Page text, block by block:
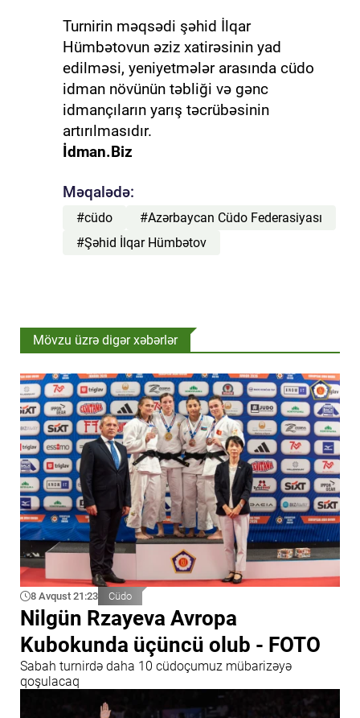
Turnirin məqsədi şəhid İlqar
Hümbətovun əziz xatirəsinin yad
edilməsi, yeniyetmələr arasında cüdo
idman növünün təbliği və gənc
idmançıların yarış təcrübəsinin
artırılmasıdır.
İdman.Biz
Məqalədə:
#cüdo
#Azərbaycan Cüdo Federasiyası
#Şəhid İlqar Hümbətov
Mövzu üzrə digər xəbərlər
8 Avqust 21:23 Cüdo
Nilgün Rzayeva Avropa
Kubokunda üçüncü olub - FOTO
Sabah turnirdə daha 10 cüdoçumuz mübarizəyə
qoşulacaq